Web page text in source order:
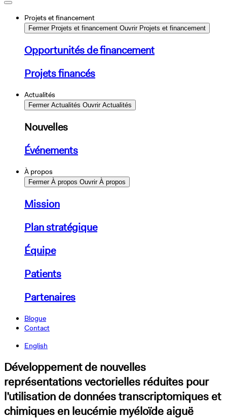
Projets et financement
Fermer Projets et financement Ouvrir Projets et financement
Opportunités de financement
Projets financés
Actualités
Fermer Actualités Ouvrir Actualités
Nouvelles
Événements
À propos
Fermer À propos Ouvrir À propos
Mission
Plan stratégique
Équipe
Patients
Partenaires
Blogue
Contact
English
Développement de nouvelles
représentations vectorielles réduites pour
l’utilisation de données transcriptomiques et
chimiques en leucémie myéloïde aiguë